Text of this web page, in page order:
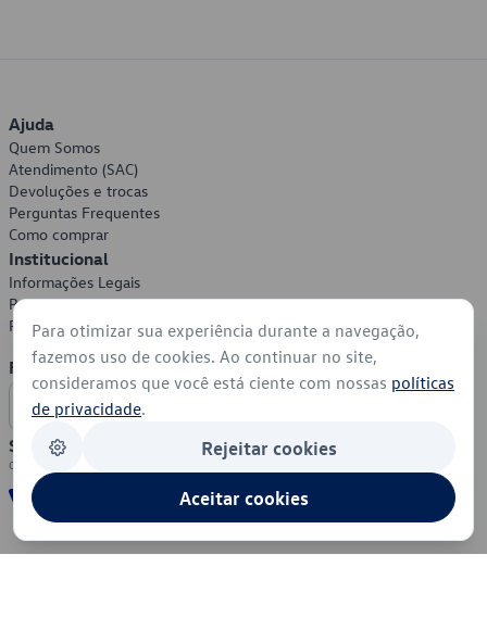
Ajuda
Quem Somos
Atendimento (SAC)
Devoluções e trocas
Perguntas Frequentes
Como comprar
Institucional
Informações Legais
Política de Privacidade
Política de Cookies
Formas de Pagamento
Segurança
Para otimizar sua experiência durante a navegação,
fazemos uso de cookies. Ao continuar no site,
consideramos que você está ciente com nossas políticas
de privacidade.
Rejeitar cookies
Aceitar cookies